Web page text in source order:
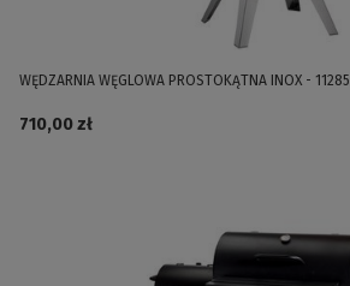
WĘDZARNIA WĘGLOWA PROSTOKĄTNA INOX - 11285
710,00 zł